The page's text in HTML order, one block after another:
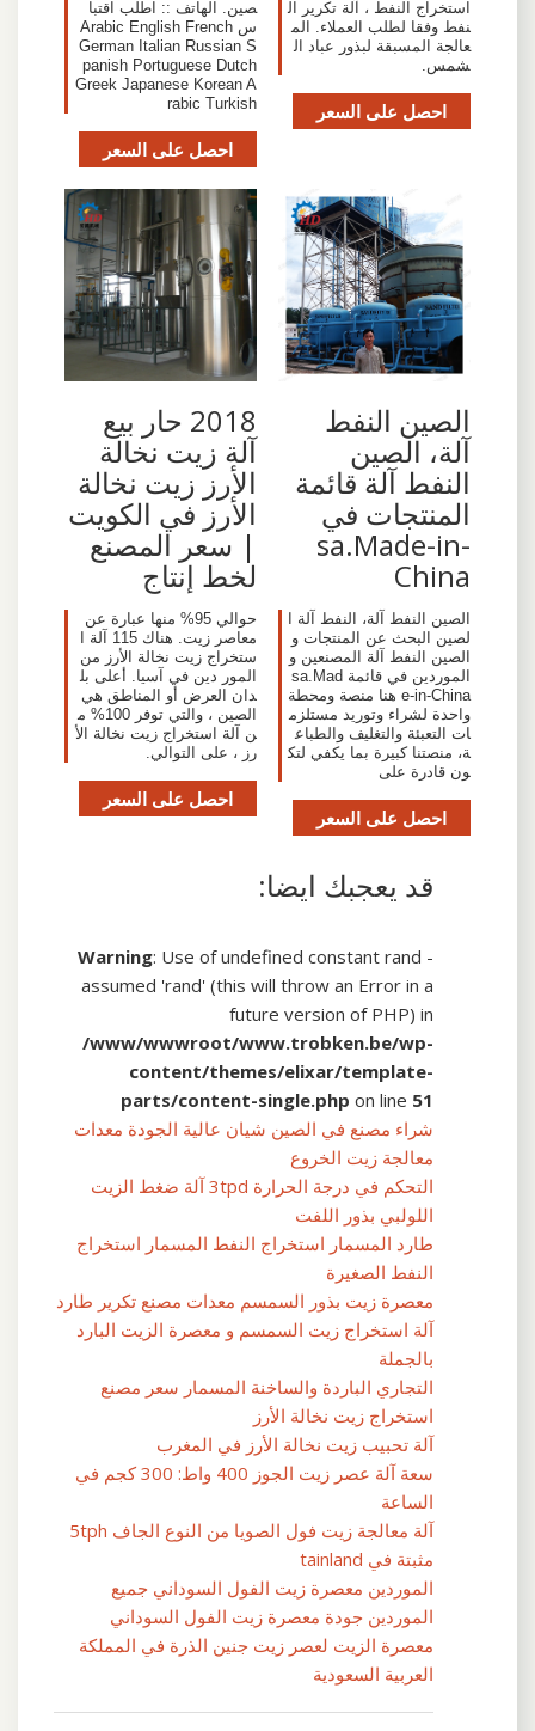
استخراج النفط ، آلة تكرير ال
نفط وفقا لطلب العملاء. الم
عالجة المسبقة لبذور عباد ال
شمس.
احصل على السعر
صين. الهاتف :: اطلب اقتبا
س Arabic English French
German Italian Russian S
panish Portuguese Dutch
Greek Japanese Korean A
rabic Turkish
احصل على السعر
الصين النفط
آلة، الصين
النفط آلة قائمة
المنتجات في
sa.Made-in-
China
الصين النفط آلة، النفط آلة ا
لصين البحث عن المنتجات و
الصين النفط آلة المصنعين و
الموردين في قائمة sa.Mad
e-in-China هنا منصة ومحطة
واحدة لشراء وتوريد مستلزم
ات التعبئة والتغليف والطباع
ة، منصتنا كبيرة بما يكفي لتك
ون قادرة على
احصل على السعر
2018 حار بيع
آلة زيت نخالة
الأرز زيت نخالة
الأرز في الكويت
| سعر المصنع
لخط إنتاج
حوالي 95% منها عبارة عن
معاصر زيت. هناك 115 آلة ا
ستخراج زيت نخالة الأرز من
المور دين في آسيا. أعلى بل
دان العرض أو المناطق هي
الصين ، والتي توفر 100% م
ن آلة استخراج زيت نخالة الأ
رز ، على التوالي.
احصل على السعر
قد يعجبك ايضا:
Warning: Use of undefined constant rand -
assumed 'rand' (this will throw an Error in a
future version of PHP) in
/www/wwwroot/www.trobken.be/wp-
content/themes/elixar/template-
parts/content-single.php on line 51
شراء مصنع في الصين شيان عالية الجودة معدات
معالجة زيت الخروع
التحكم في درجة الحرارة 3tpd آلة ضغط الزيت
اللولبي بذور اللفت
طارد المسمار استخراج النفط المسمار استخراج
النفط الصغيرة
معصرة زيت بذور السمسم معدات مصنع تكرير طارد
آلة استخراج زيت السمسم و معصرة الزيت البارد
بالجملة
التجاري الباردة والساخنة المسمار سعر مصنع
استخراج زيت نخالة الأرز
آلة تحبيب زيت نخالة الأرز في المغرب
سعة آلة عصر زيت الجوز 400 واط: 300 كجم في
الساعة
آلة معالجة زيت فول الصويا من النوع الجاف 5tph
مثبتة في tainland
الموردين معصرة زيت الفول السوداني جميع
الموردين جودة معصرة زيت الفول السوداني
معصرة الزيت لعصر زيت جنين الذرة في المملكة
العربية السعودية